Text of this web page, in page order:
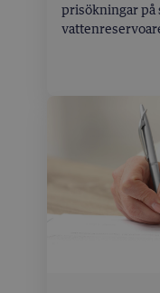
prisökningar på